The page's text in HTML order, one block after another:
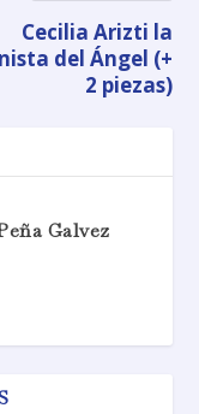
Cecilia Arizti la
del Ángel (+
2 piezas)
Galvez